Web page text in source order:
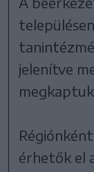
jelenítve
érhetők el